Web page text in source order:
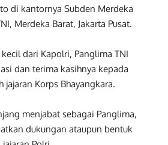
di kantornya Subden Merdeka
Merdeka Barat, Jakarta Pusat.
dari Kapolri, Panglima TNI
dan terima kasihnya kepada
jajaran Korps Bhayangkara.
menjabat sebagai Panglima,
dukungan ataupun bentuk